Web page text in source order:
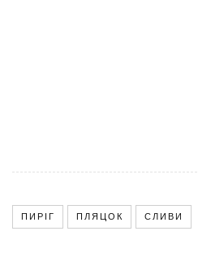
ПИРІГ ПЛЯЦОК СЛИВИ